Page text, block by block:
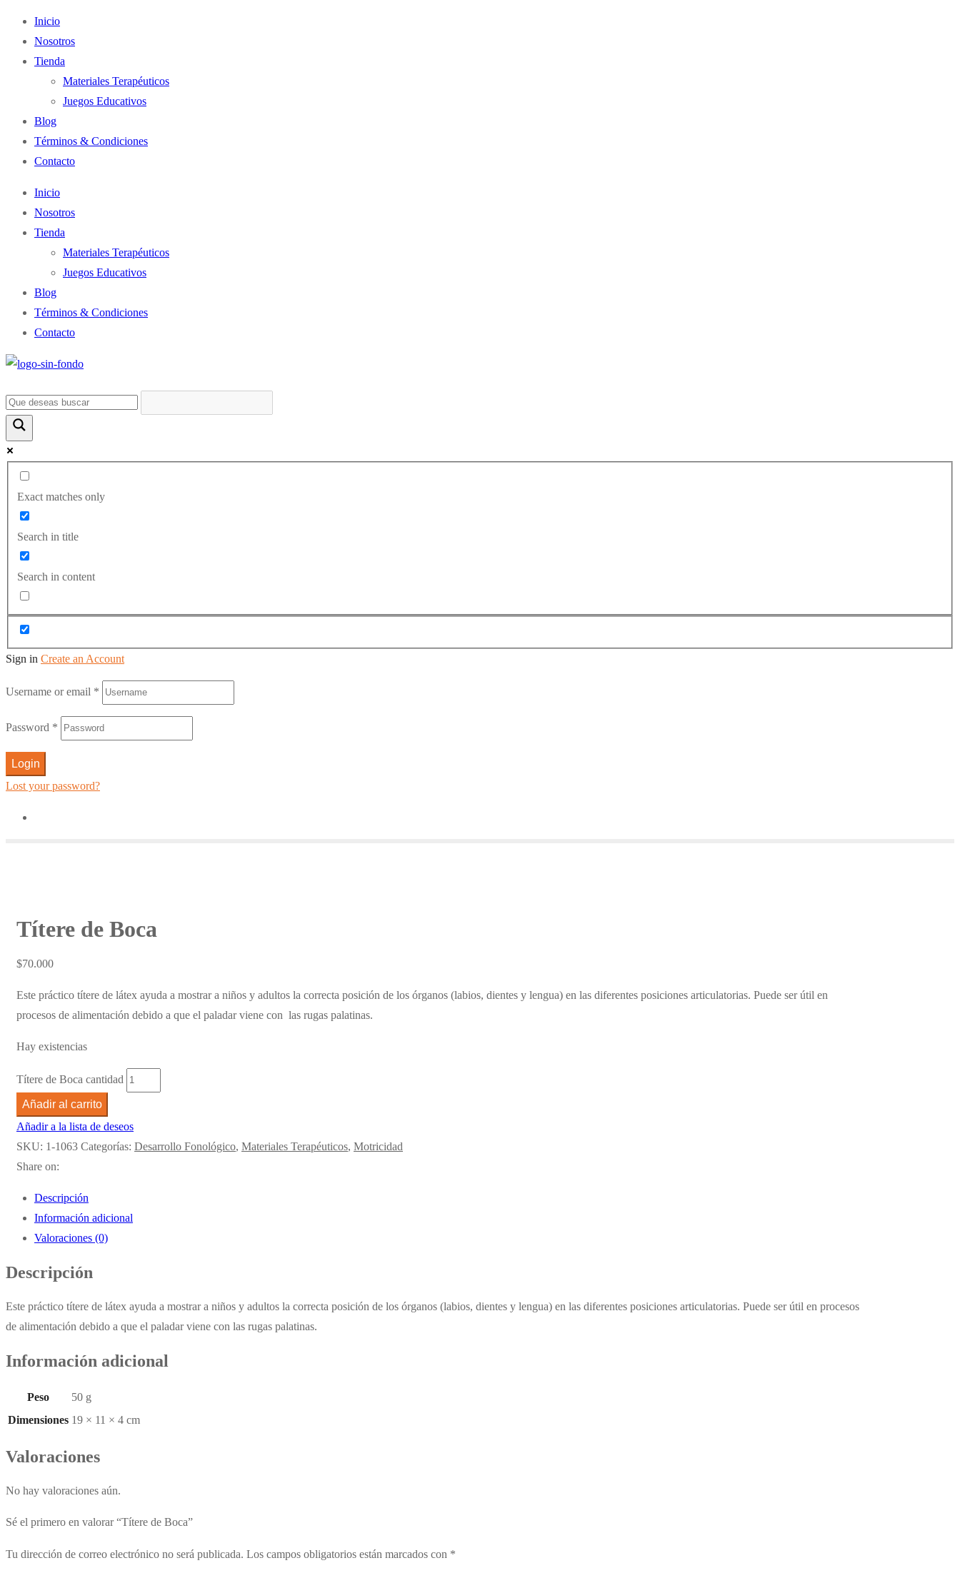
Inicio
Nosotros
Tienda
Materiales Terapéuticos
Juegos Educativos
Blog
Términos & Condiciones
Contacto
Inicio
Nosotros
Tienda
Materiales Terapéuticos
Juegos Educativos
Blog
Términos & Condiciones
Contacto
Exact matches only
Search in title
Search in content
Sign in Create an Account
Username or email *
Password *
Login
Lost your password?
Títere de Boca
$70.000
Este práctico títere de látex ayuda a mostrar a niños y adultos la correcta posición de los órganos (labios, dientes y lengua) en las diferentes posiciones articulatorias. Puede ser útil en
procesos de alimentación debido a que el paladar viene con las rugas palatinas.
Hay existencias
Títere de Boca cantidad
Añadir al carrito
Añadir a la lista de deseos
SKU: 1-1063 Categorías: Desarrollo Fonológico, Materiales Terapéuticos, Motricidad
Share on:
Descripción
Información adicional
Valoraciones (0)
Descripción
Este práctico títere de látex ayuda a mostrar a niños y adultos la correcta posición de los órganos (labios, dientes y lengua) en las diferentes posiciones articulatorias. Puede ser útil en procesos
de alimentación debido a que el paladar viene con las rugas palatinas.
Información adicional
Peso
50 g
Dimensiones 19 × 11 × 4 cm
Valoraciones
No hay valoraciones aún.
Sé el primero en valorar “Títere de Boca”
Tu dirección de correo electrónico no será publicada. Los campos obligatorios están marcados con *